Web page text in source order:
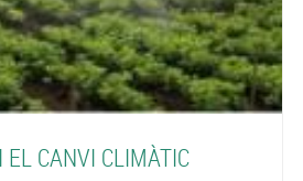
EL CANVI CLIMÀTIC